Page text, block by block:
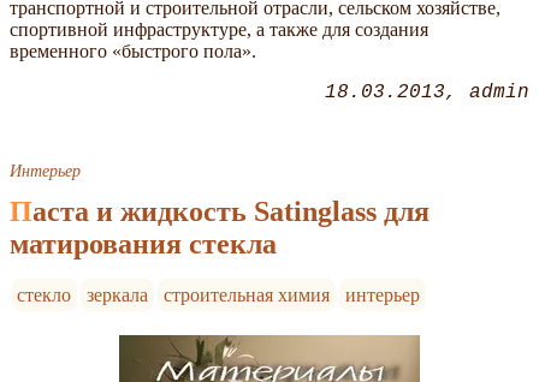
транспортной и строительной отрасли, сельском хозяйстве,
спортивной инфраструктуре, а также для создания
временного
быстрого пола .
18.03.2013 admin
Интерьер
Паста и жидкость Satinglass для
матирования стекла
стекло зеркала строительная химия интерьер